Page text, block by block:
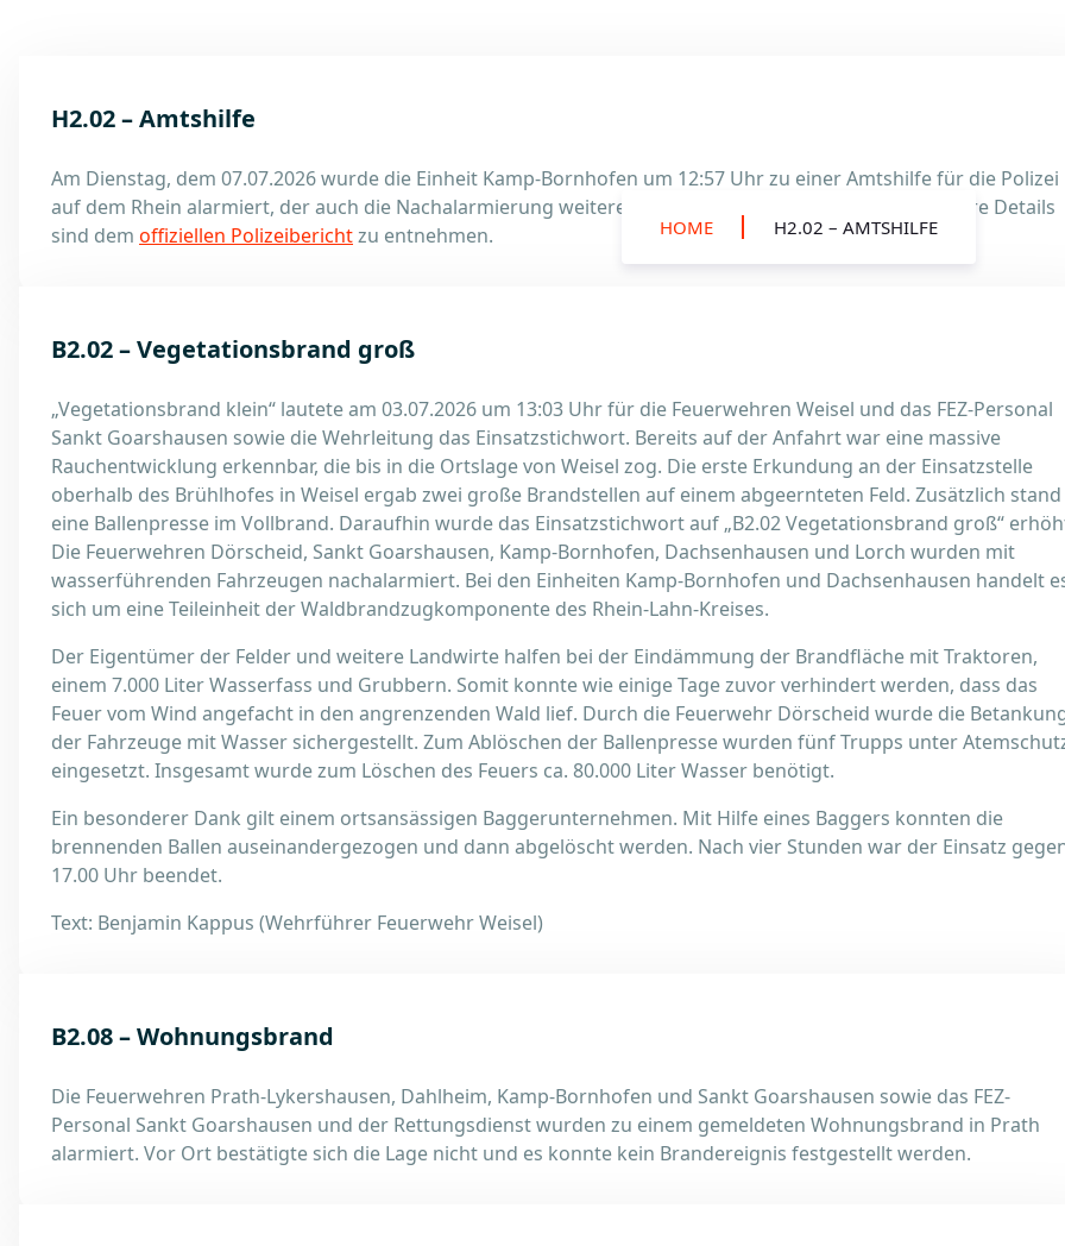
HOME H2.02 – AMTSHILFE
H2.02 – Amtshilfe
Am Dienstag, dem 07.07.2026 wurde die Einheit Kamp-Bornhofen um 12:57 Uhr zu einer Amtshilfe für die Polizei
auf dem Rhein alarmiert, der auch die Nachalarmierung weiterer Einheiten erforderlich machte. Weitere Details
sind dem offiziellen Polizeiberichtzu entnehmen.
B2.02 – Vegetationsbrand groß
„Vegetationsbrand klein“ lautete am 03.07.2026 um 13:03 Uhr für die Feuerwehren Weisel und das FEZ-Personal
Sankt Goarshausen sowie die Wehrleitung das Einsatzstichwort. Bereits auf der Anfahrt war eine massive
Rauchentwicklung erkennbar, die bis in die Ortslage von Weisel zog. Die erste Erkundung an der Einsatzstelle
oberhalb des Brühlhofes in Weisel ergab zwei große Brandstellen auf einem abgeernteten Feld. Zusätzlich stand
eine Ballenpresse im Vollbrand. Daraufhin wurde das Einsatzstichwort auf „B2.02 Vegetationsbrand groß“
Die Feuerwehren Dörscheid, Sankt Goarshausen, Kamp-Bornhofen, Dachsenhausen und Lorch wurden mit
wasserführenden Fahrzeugen nachalarmiert. Bei den Einheiten Kamp-Bornhofen und Dachsenhausen handelt
sich um eine Teileinheit der Waldbrandzugkomponente des Rhein-Lahn-Kreises.
Der Eigentümer der Felder und weitere Landwirte halfen bei der Eindämmung der Brandfläche mit Traktoren,
einem 7.000 Liter Wasserfass und Grubbern. Somit konnte wie einige Tage zuvor verhindert werden, dass das
Feuer vom Wind angefacht in den angrenzenden Wald lief. Durch die Feuerwehr Dörscheid wurde die
der Fahrzeuge mit Wasser sichergestellt. Zum Ablöschen der Ballenpresse wurden fünf Trupps unter
eingesetzt. Insgesamt wurde zum Löschen des Feuers ca. 80.000 Liter Wasser benötigt.
Ein besonderer Dank gilt einem ortsansässigen Baggerunternehmen. Mit Hilfe eines Baggers konnten die
brennenden Ballen auseinandergezogen und dann abgelöscht werden. Nach vier Stunden war der Einsatz
17.00 Uhr beendet.
Text: Benjamin Kappus (Wehrführer Feuerwehr Weisel)
B2.08 – Wohnungsbrand
Die Feuerwehren Prath-Lykershausen, Dahlheim, Kamp-Bornhofen und Sankt Goarshausen sowie das FEZ-
Personal Sankt Goarshausen und der Rettungsdienst wurden zu einem gemeldeten Wohnungsbrand in Prath
alarmiert. Vor Ort bestätigte sich die Lage nicht und es konnte kein Brandereignis festgestellt werden.